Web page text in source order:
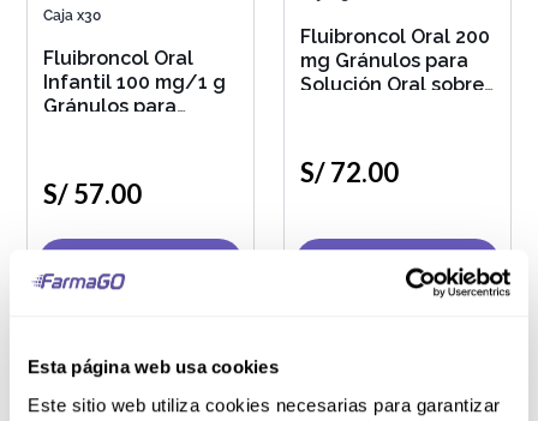
Esta página web usa cookies
Este sitio web utiliza cookies necesarias para garantizar
Caja x30
Fluibroncol Oral
Infantil 100 mg/1 g
Gránulos para
S/57.00
Fluibroncol Oral 200
mg Gránulos para
Solución Oral sobres
S/72.00
Caja x3